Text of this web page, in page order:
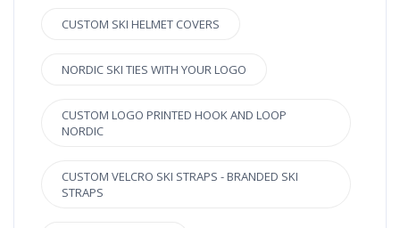
CUSTOM SKI HELMET COVERS
NORDIC SKI TIES WITH YOUR LOGO
CUSTOM LOGO PRINTED HOOK AND LOOP
NORDIC
CUSTOM VELCRO SKI STRAPS - BRANDED SKI
STRAPS